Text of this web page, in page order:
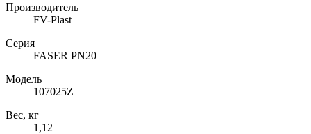
Производитель
FV-Plast
Серия
FASER PN20
Модель
107025Z
Вес, кг
1,12